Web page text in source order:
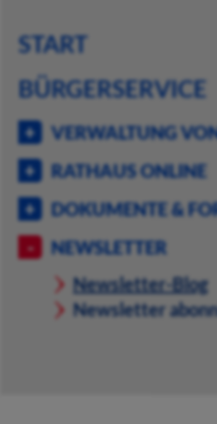
START
BÜRGERSERVICE
VERWALTUNG
RATHAUS ONLINE
DOKUMENTE &
NEWSLETTER
Newsletter-Blog
Newsletter